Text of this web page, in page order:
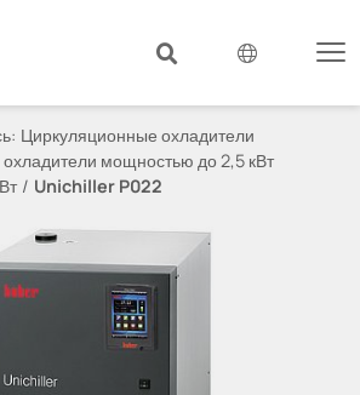
Циркуляционные охладители
мощностью до 2,5 кВт
Unichiller P022